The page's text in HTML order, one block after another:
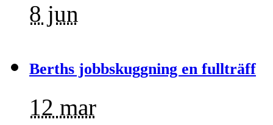
8 jun
Berths jobbskuggning en fullträff
12 mar